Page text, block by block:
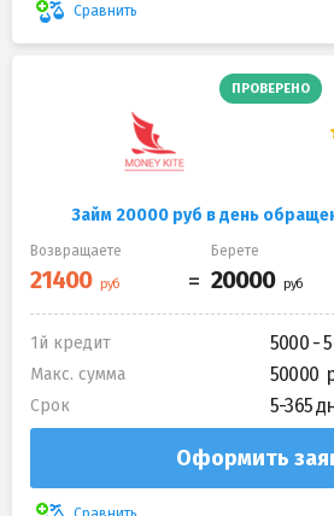
Сравнить
ПРОВЕРЕНО
Займ 20000 руб в день
Возвращаете Берете
1й кредит 5000 -
Макс. сумма 50000
Срок 5-365
Оформить